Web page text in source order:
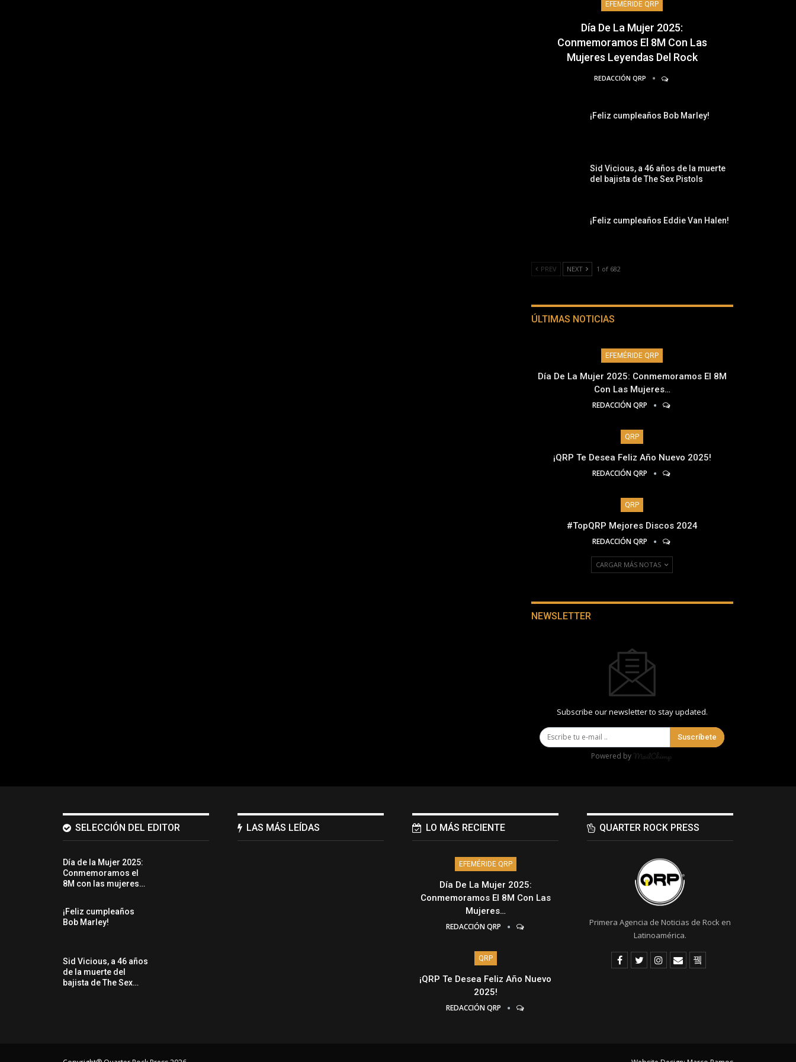
EFEMÉRIDE QRP
Día De La Mujer 2025:
Conmemoramos El 8M Con Las
Mujeres Leyendas Del Rock
REDACCIÓN QRP
¡Feliz cumpleaños Bob Marley!
Sid Vicious, a 46 años de la muerte
del bajista de The Sex Pistols
¡Feliz cumpleaños Eddie Van Halen!
PREV NEXT 1 of 682
ÚLTIMAS NOTICIAS
EFEMÉRIDE QRP
Día De La Mujer 2025: Conmemoramos El 8M
Con Las Mujeres…
REDACCIÓN QRP
QRP
¡QRP Te Desea Feliz Año Nuevo 2025!
REDACCIÓN QRP
QRP
#TopQRP Mejores Discos 2024
REDACCIÓN QRP
CARGAR MÁS NOTAS
NEWSLETTER
Subscribe our newsletter to stay updated.
Suscríbete
Powered by
SELECCIÓN DEL EDITOR
Día de la Mujer 2025:
Conmemoramos el
8M con las mujeres…
¡Feliz cumpleaños
Bob Marley!
Sid Vicious, a 46 años
de la muerte del
bajista de The Sex…
LAS MÁS LEÍDAS LO MÁS RECIENTE
EFEMÉRIDE QRP
Día De La Mujer 2025:
Conmemoramos El 8M Con Las
Mujeres…
REDACCIÓN QRP
QRP
¡QRP Te Desea Feliz Año Nuevo
2025!
REDACCIÓN QRP
QUARTER ROCK PRESS
Primera Agencia de Noticias de Rock en
Latinoamérica.